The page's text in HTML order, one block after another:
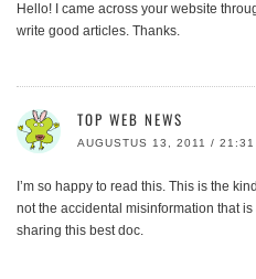
Hello! I came across your website
write good articles. Thanks.
TOP WEB NEWS
AUGUSTUS 13, 2011 / 21:31
I’m so happy to read this. This is the
not the accidental misinformation that
sharing this best doc.